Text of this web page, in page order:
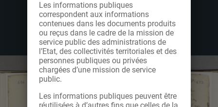
Les informations publiques
correspondent aux informations
contenues dans les documents produits
ou reçus dans le cadre de la mission de
service public des administrations de
l’Etat, des collectivités territoriales et des
personnes publiques ou privées
chargées d’une mission de service
public.
Les informations publiques peuvent être